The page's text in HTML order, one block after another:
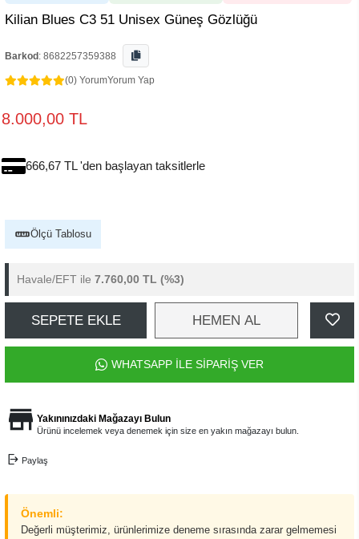
Kilian Blues C3 51 Unisex Güneş Gözlüğü
Barkod : 8682257359388
(0) YorumYorum Yap
8.000,00 TL
666,67 TL 'den başlayan taksitlerle
Ölçü Tablosu
Havale/EFT ile 7.760,00 TL (%3)
SEPETE EKLE HEMEN AL
WHATSAPP İLE SİPARİŞ VER
Yakınınızdaki Mağazayı Bulun
Ürünü incelemek veya denemek için size en yakın mağazayı bulun.
Paylaş
Önemli:
Değerli müşterimiz, ürünlerimize deneme sırasında zarar gelmemesi